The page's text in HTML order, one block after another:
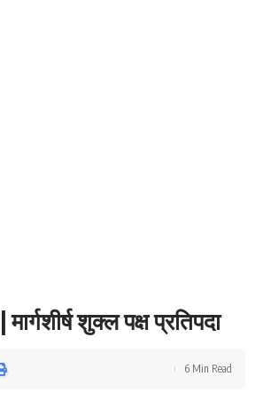
शुक्ल पक्ष प्रतिपदा
6 Min Read